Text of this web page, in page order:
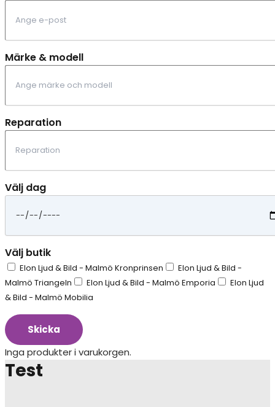
Märke & modell
Reparation
Välj dag
Välj butik
Elon Ljud & Bild - Malmö Kronprinsen
Elon Ljud & Bild -
Malmö Triangeln
Elon Ljud & Bild - Malmö Emporia
Elon Ljud
& Bild - Malmö Mobilia
Skicka
Inga produkter i varukorgen.
Test